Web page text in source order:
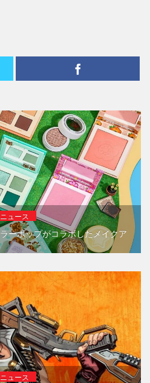
ニュース
ーポップがコラボしたメイクア
ニュース